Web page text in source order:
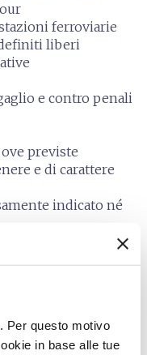
Per questo motivo
in base alle tue
ferroviarie
liberi
e contro penali
previste
e di carattere
indicato né
del Duomo, 6/7